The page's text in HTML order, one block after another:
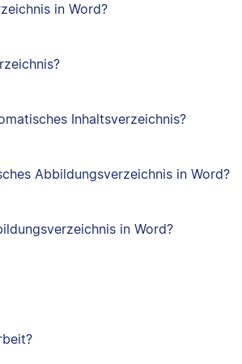
in Word?
Inhaltsverzeichnis?
Abbildungsverzeichnis in Word?
in Word?